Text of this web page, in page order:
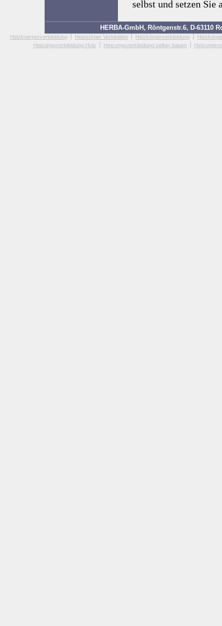
selbst und setzen
HERBA-GmbH, Röntgenstr.6, D-63110
Heizkoerperverkleidung Heizkörper Verkleiden Heizkörperverkleidung
Heizungsverkleidung Holz
Heizungsverkleidung selber bauen